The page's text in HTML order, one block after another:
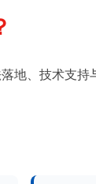
地、技术支